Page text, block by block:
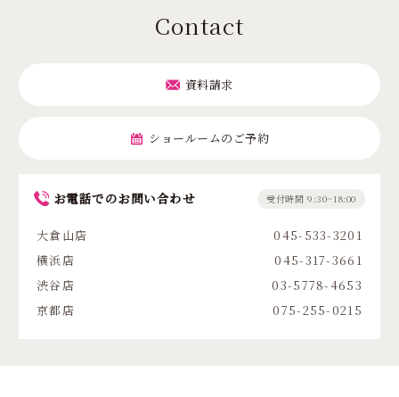
Contact
資料請求
ショールームのご予約
お電話でのお問い合わせ 受付時間 9:30~18:00
大倉山店
045-533-3201
横浜店
045-317-3661
渋谷店
03-5778-4653
京都店
075-255-0215